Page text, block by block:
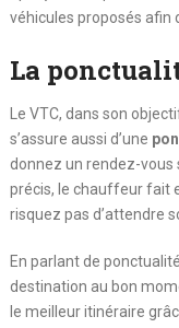
véhicules proposés afin
La
Le VTC, dans son
s’assure aussi d’une
donnez un rendez-vous
précis, le chauffeur fait
risquez pas d’attendre
En parlant de
destination au bon
le meilleur itinéraire